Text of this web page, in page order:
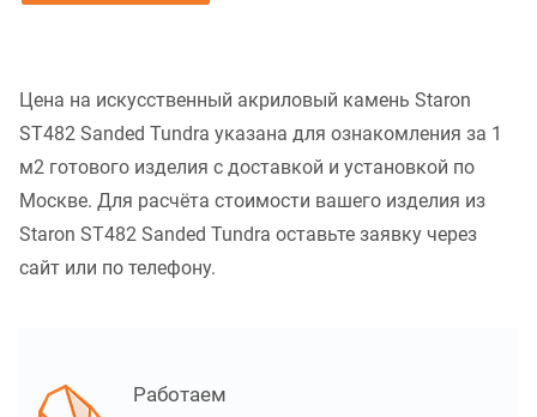
Цена на искусственный акриловый камень Staron
ST482 Sanded Tundra указана для ознакомления за 1
м2 готового изделия с доставкой и установкой по
Москве. Для расчёта стоимости вашего изделия из
Staron ST482 Sanded Tundra оставьте заявку через
сайт или по телефону.
Работаем